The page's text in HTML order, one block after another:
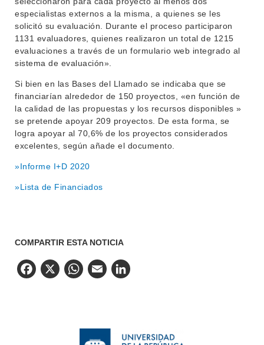
CONTACTO
especialistas externos a la misma, a quienes se les
solicitó su evaluación. Durante el proceso participaron
1131 evaluadores, quienes realizaron un total de 1215
evaluaciones a través de un formulario web integrado al
sistema de evaluación».
Si bien en las Bases del Llamado se indicaba que se
financiarían alrededor de 150 proyectos, «en función de
la calidad de las propuestas y los recursos disponibles »
se pretende apoyar 209 proyectos. De esta forma, se
logra apoyar al 70,6% de los proyectos considerados
excelentes, según añade el documento.
»Informe I+D 2020
»Lista de Financiados
COMPARTIR ESTA NOTICIA
Facebook
X WhatsApp
Email